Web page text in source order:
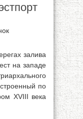
залива
на западе
по
XVIII века